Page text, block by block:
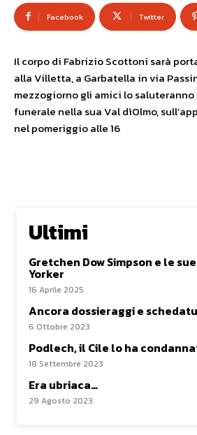
Facebook Twitter
Il corpo di Fabrizio Scottoni sarà
alla Villetta, a Garbatella in via
mezzogiorno gli amici lo saluteranno
funerale nella sua Val dìOlmo,
nel pomeriggio alle 16
Ultimi
Gretchen Dow Simpson e le
Yorker
16 Aprile 2025
Ancora dossieraggi e
6 Ottobre 2023
Podlech, il Cile lo ha
18 Settembre 2023
Era ubriaca…
29 Agosto 2023